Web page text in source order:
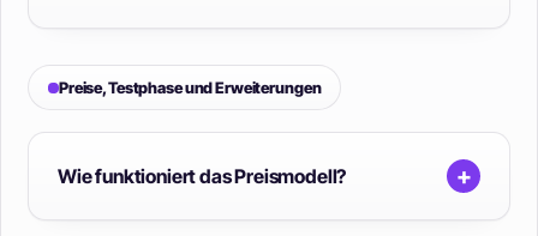
Preise, Testphase und Erweiterungen
Wie funktioniert das Preismodell? +